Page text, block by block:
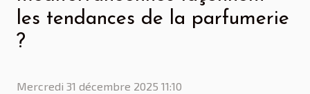
les tendances de la parfumerie
?
Mercredi 31 décembre 2025 11:10